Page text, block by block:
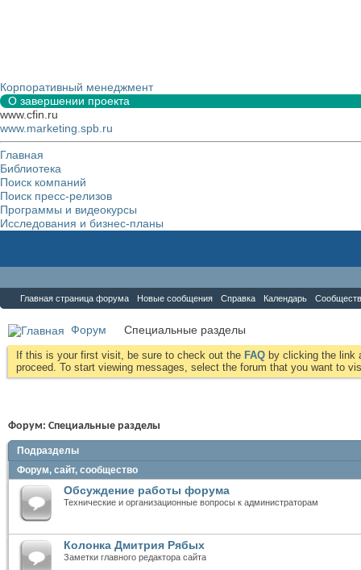
Корпоративный менеджмент
О завершении проекта
www.cfin.ru
www.marketing.spb.ru
Главная
Библиотека
Поиск компаний
Поиск пресс-релизов
Программы и видеокурсы
Исследования и бизнес-планы
Главная страница форума Новые сообщения Справка Календарь
Форум Специальные разделы
If this is your first visit, be sure to check out the FAQ by clicking the link
proceed. To start viewing messages, select the forum that you want to
Форум: Специальные разделы
Подразделы
Форум, сайт, сообщество
Обсуждение работы форума
Технические и организационные вопросы к администраторам
Колонка Дмитрия Рябых
Заметки главного редактора сайта